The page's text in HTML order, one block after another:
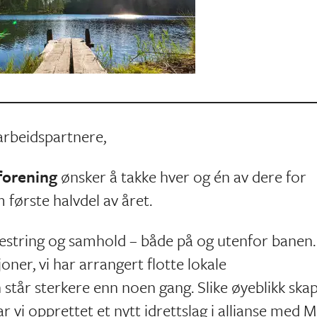
ønsker å takke hver og én av dere for
første halvdel av året.
og samhold – både på og utenfor banen.
vi har arrangert flotte lokale
sterkere enn noen gang. Slike øyeblikk
vi opprettet et nytt idrettslag i allianse med